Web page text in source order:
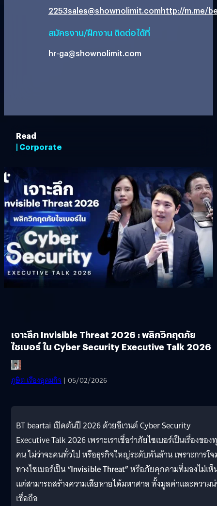
2253sales@shownolimit.comhttp://m.me/
สมัครงาน/ฝึกงาน ติดต่อได้ที่
hr-ga@shownolimit.com
Read
| Corporate
เจาะลึก Invisible Threat 2026 : พลิกวิกฤตภัย
ไซเบอร์ ใน Cyber Security Executive Talk 2026
ภูษิต เรืองอุดมกิจ | 05/02/2026
BT beartai เปิดต้นปี 2026 ด้วยอีเวนต์ Cyber Security
Executive Talk 2026 เพราะเราเชื่อว่าภัยไซเบอร์เป็นเรื่องของ
คน ไม่ว่าจะคนทั่วไป หรือธุรกิจใหญ่ระดับพันล้าน เพราะการโ
ทางไซเบอร์เป็น“Invisible Threat”หรือภัยคุกคามที่มองไม่เห็
แต่สามารถสร้างความเสียหายได้มหาศาล ทั้งมูลค่าและความ
เชื่อถือ